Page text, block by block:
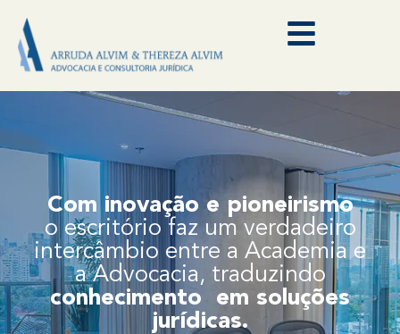
Com inovação e pioneirismo
o escritório faz um verdadeiro
intercâmbio entre a Academia e
a Advocacia, traduzindo
conhecimento em soluções
jurídicas.